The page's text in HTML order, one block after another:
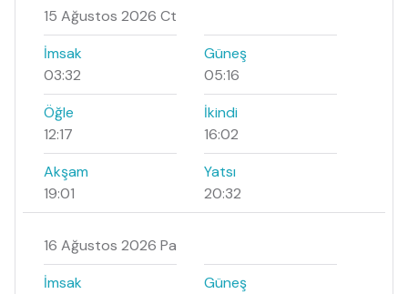
15 Ağustos 2026 Ct
İmsak
03:32
Güneş
05:16
Öğle
12:17
İkindi
16:02
Akşam
19:01
Yatsı
20:32
16 Ağustos 2026 Pa
İmsak
Güneş